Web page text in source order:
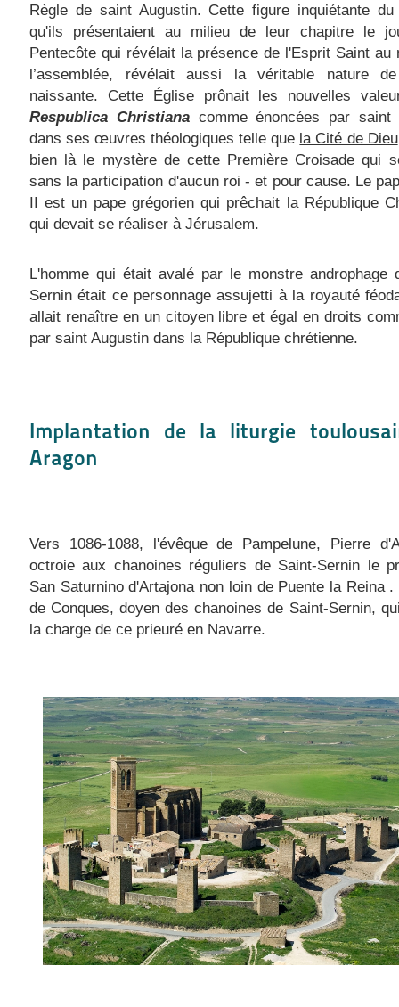
Règle de saint Augustin. Cette figure inquiétante du
qu'ils présentaient au milieu de leur chapitre le
Pentecôte qui révélait la présence de l'Esprit Saint au
l’assemblée, révélait aussi la véritable nature de
naissante. Cette Église prônait les nouvelles
Respublica Christiana comme énoncées par saint
dans ses œuvres théologiques telle que la Cité de Dieu
bien là le mystère de cette Première Croisade qui
sans la participation d'aucun roi - et pour cause. Le
II est un pape grégorien qui prêchait la République
qui devait se réaliser à Jérusalem.
L'homme qui était avalé par le monstre androphage
Sernin était ce personnage assujetti à la royauté
allait renaître en un citoyen libre et égal en droits
par saint Augustin dans la République chrétienne.
Implantation de la liturgie
Aragon
Vers 1086-1088, l'évêque de Pampelune, Pierre
octroie aux chanoines réguliers de Saint-Sernin le
San Saturnino d'Artajona non loin de Puente la Reina
de Conques, doyen des chanoines de Saint-Sernin,
la charge de ce prieuré en Navarre.